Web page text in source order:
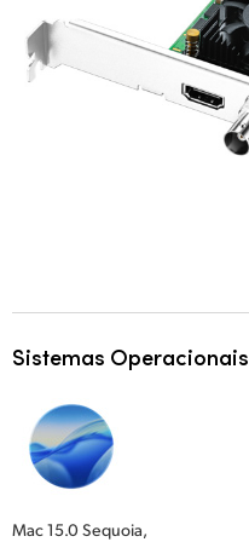
Sistemas Operacionais
Mac 15.0 Sequoia,